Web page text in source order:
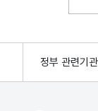
정부 관련기